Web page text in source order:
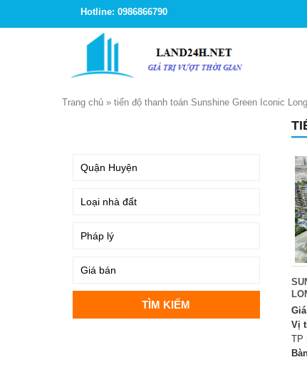
Hotline: 0986866790
Trang chủ » tiến độ thanh toán Sunshine Green Iconic
Vị
TP